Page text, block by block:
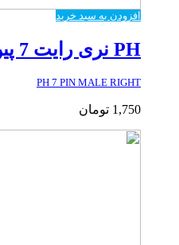
افزودن به سبد خرید
PH نری رایت 7 پین
PH 7 PIN MALE RIGHT
1,750 تومان